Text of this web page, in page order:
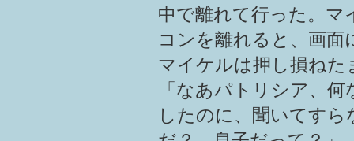
中で離れて行った。マ
コンを離れると、画面
マイケルは押し損ね
「なあパトリシア、
したのに、聞いてす